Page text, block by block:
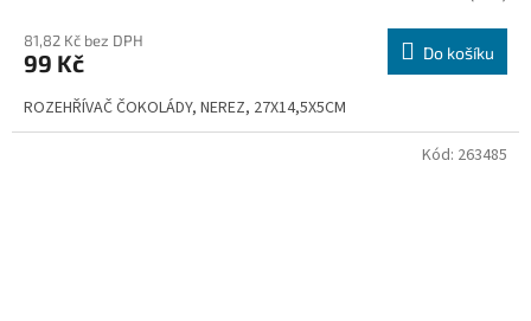
81,82 Kč bez DPH
99 Kč Do košíku
ROZEHŘÍVAČ ČOKOLÁDY, NEREZ, 27X14,5X5CM
Kód: 263485